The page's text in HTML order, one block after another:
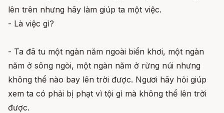
lên trên nhưng hãy làm giúp ta một việc.
- Là việc gì?
- Ta đã tu một ngàn năm ngoài biển khơi, một ngàn
năm ở sông ngòi, một ngàn năm ở rừng núi nhưng
không thể nào bay lên trời được. Ngươi hãy hỏi giúp
xem ta có phải bị phạt vì tội gì mà không thể lên trời
được.